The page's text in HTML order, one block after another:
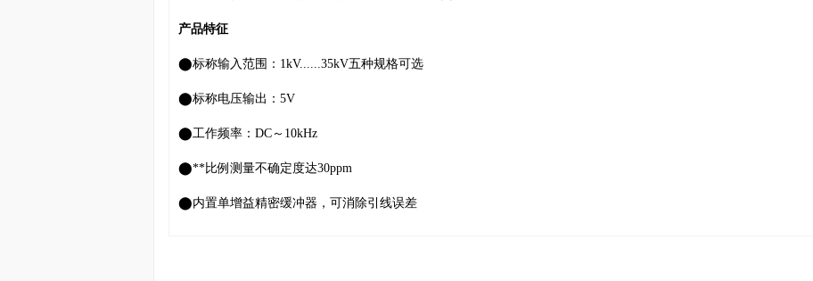
产品特征
⬤标称输⼊范围：1kV......35kV五种规格可选
⬤标称电压输出：5V
⬤工作频率：DC～10kHz
⬤**⽐例测量不确定度达30ppm
⬤内置单增益精密缓冲器，可消除引线误差